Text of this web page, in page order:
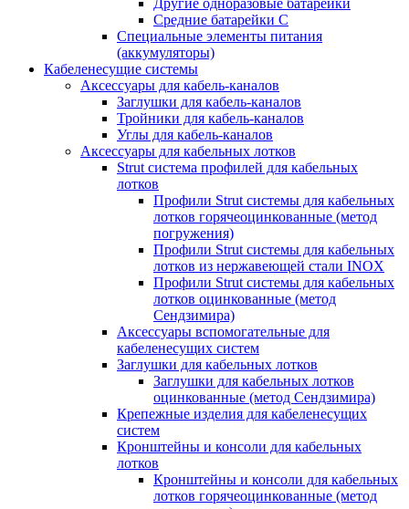
Другие одноразовые батарейки
Средние батарейки C
Специальные элементы питания
(аккумуляторы)
Кабеленесущие системы
Аксессуары для кабель-каналов
Заглушки для кабель-каналов
Тройники для кабель-каналов
Углы для кабель-каналов
Аксессуары для кабельных лотков
Strut система профилей для кабельных
лотков
Профили Strut системы для кабельных
лотков горячеоцинкованные (метод
погружения)
Профили Strut системы для кабельных
лотков из нержавеющей стали INOX
Профили Strut системы для кабельных
лотков оцинкованные (метод
Сендзимира)
Аксессуары вспомогательные для
кабеленесущих систем
Заглушки для кабельных лотков
Заглушки для кабельных лотков
оцинкованные (метод Сендзимира)
Крепежные изделия для кабеленесущих
систем
Кронштейны и консоли для кабельных
лотков
Кронштейны и консоли для кабельных
лотков горячеоцинкованные (метод